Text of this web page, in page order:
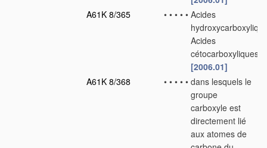
A61K 8/365
• • • • • Acides
Acides
cétocarboxyliques
[2006.01]
A61K 8/368
• • • • • dans lesquels le
groupe
carboxyle est
directement lié
aux atomes de